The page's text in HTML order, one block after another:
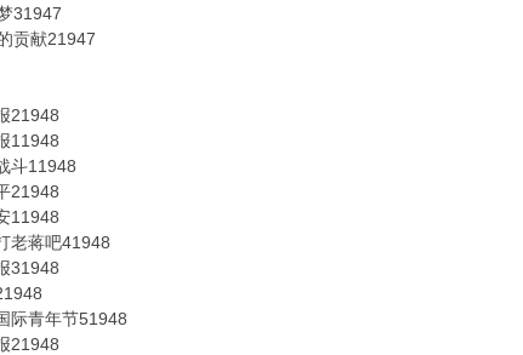
31947
贡献21947
21948
11948
斗11948
21948
11948
老蒋吧41948
31948
际青年节51948
21948